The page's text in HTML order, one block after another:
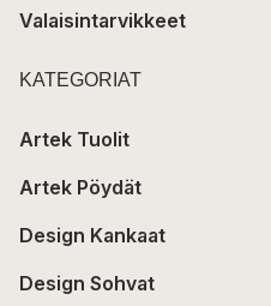
Valaisintarvikkeet
KATEGORIAT
Artek Tuolit
Artek Pöydät
Design Kankaat
Design Sohvat